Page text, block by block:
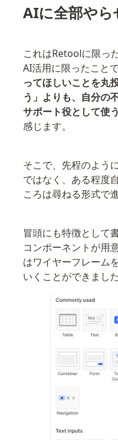
AIに全部やら
これはRetoolに限っ
AI活用に限ったこと
ってほしいことを丸
う」よりも、自分の
サポート役として使
感じます。
そこで、先程のよう
ではなく、ある程度
ころは尋ねる形式で
冒頭にも特徴として
コンポーネントが用
はワイヤーフレーム
いくことができました